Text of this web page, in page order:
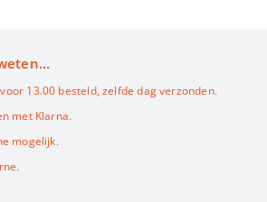
13.00 besteld, zelfde dag verzonden.
met Klarna.
mogelijk.